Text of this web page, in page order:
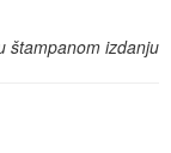
štampanom izdanju